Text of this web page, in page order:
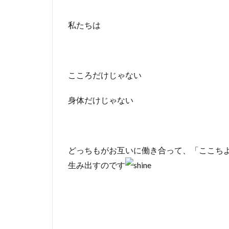
私たちは
こころだけじゃない
身体だけじゃない
どっちもがお互いに働き合って、「ここち
生み出すのです